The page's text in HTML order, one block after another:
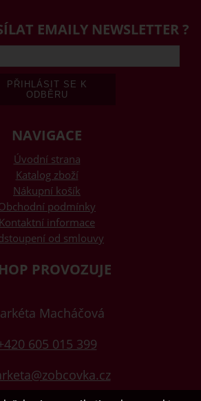
EMAILY NEWSLETTER ?
NAVIGACE
Úvodní strana
Katalog zboží
Nákupní košík
podmínky
Kontaktní informace
od smlouvy
PROVOZUJE
Macháčová
605 015 399